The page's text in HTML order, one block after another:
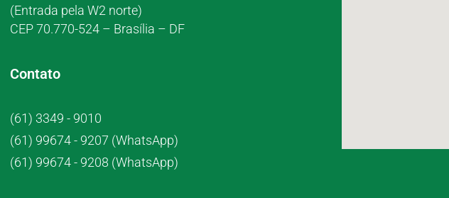
(Entrada pela W2 norte)
CEP 70.770-524 – Brasília – DF
Contato
(61) 3349 - 9010
(61) 99674 - 9207 (WhatsApp)
(61) 99674 - 9208 (WhatsApp)